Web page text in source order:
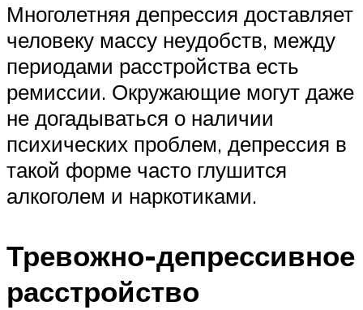
Многолетняя депрессия доставляет
человеку массу неудобств, между
периодами расстройства есть
ремиссии. Окружающие могут даже
не догадываться о наличии
психических проблем, депрессия в
такой форме часто глушится
алкоголем и наркотиками.
Тревожно-депрессивное
расстройство